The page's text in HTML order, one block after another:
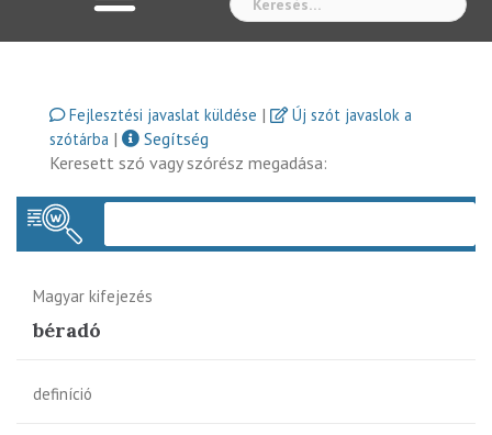
Fejlesztési javaslat küldése |
Új szót javaslok a
szótárba |
Segítség
Keresett szó vagy szórész megadása:
Magyar kifejezés
béradó
definíció